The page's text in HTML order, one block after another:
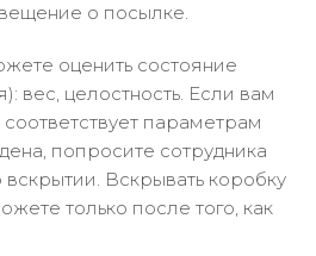
о посылке.
оценить состояние
вес, целостность. Если вам
соответствует параметрам
попросите сотрудника
вскрытии. Вскрывать коробку
только после того, как